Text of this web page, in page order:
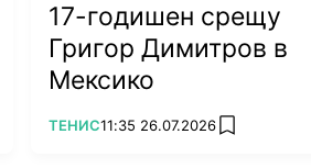
17-годишен срещу
Григор Димитров в
Мексико
ПОВЕЧЕ ОТ
ТЕНИС11:35 26.07.2026 add favorites